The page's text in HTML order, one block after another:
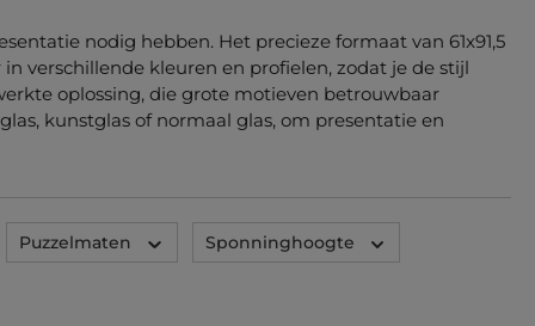
nodig hebben. Het precieze formaat van 61x91,5
verschillende kleuren en profielen, zodat je de stijl
oplossing, die grote motieven betrouwbaar
kunstglas of normaal glas, om presentatie en
Puzzelmaten Sponninghoogte